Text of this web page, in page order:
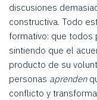
discusiones
constructiva. Todo
formativo: que todos
sintiendo que el
producto de su
personas aprenden
conflicto y